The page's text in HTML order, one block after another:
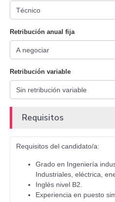
Retribución anual fija
Retribución variable
Requisitos
Requisitos del candidato/a:
Grado en Ingeniería
Industriales, eléctrica,
Inglés nivel B2.
Experiencia en puesto